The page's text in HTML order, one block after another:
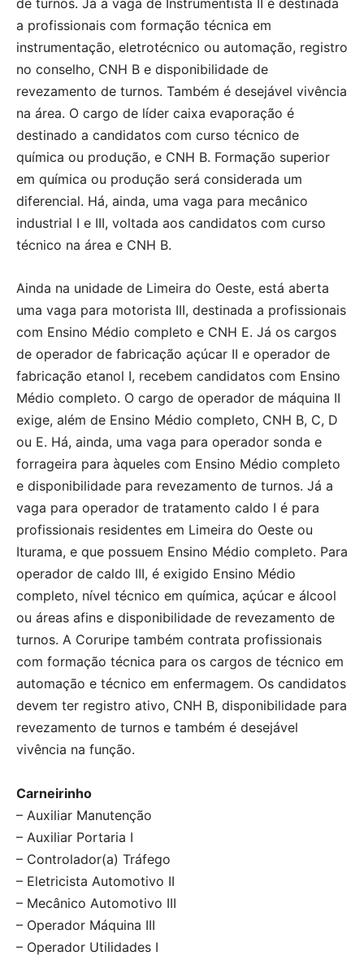
de turnos. Já a vaga de Instrumentista II é destinada
a profissionais com formação técnica em
instrumentação, eletrotécnico ou automação, registro
no conselho, CNH B e disponibilidade de
revezamento de turnos. Também é desejável vivência
na área. O cargo de líder caixa evaporação é
destinado a candidatos com curso técnico de
química ou produção, e CNH B. Formação superior
em química ou produção será considerada um
diferencial. Há, ainda, uma vaga para mecânico
industrial I e III, voltada aos candidatos com curso
técnico na área e CNH B.
Ainda na unidade de Limeira do Oeste, está aberta
uma vaga para motorista III, destinada a profissionais
com Ensino Médio completo e CNH E. Já os cargos
de operador de fabricação açúcar II e operador de
fabricação etanol I, recebem candidatos com Ensino
Médio completo. O cargo de operador de máquina II
exige, além de Ensino Médio completo, CNH B, C, D
ou E. Há, ainda, uma vaga para operador sonda e
forrageira para àqueles com Ensino Médio completo
e disponibilidade para revezamento de turnos. Já a
vaga para operador de tratamento caldo I é para
profissionais residentes em Limeira do Oeste ou
Iturama, e que possuem Ensino Médio completo. Para
operador de caldo III, é exigido Ensino Médio
completo, nível técnico em química, açúcar e álcool
ou áreas afins e disponibilidade de revezamento de
turnos. A Coruripe também contrata profissionais
com formação técnica para os cargos de técnico em
automação e técnico em enfermagem. Os candidatos
devem ter registro ativo, CNH B, disponibilidade para
revezamento de turnos e também é desejável
vivência na função.
Carneirinho
– Auxiliar Manutenção
– Auxiliar Portaria I
– Controlador(a) Tráfego
– Eletricista Automotivo II
– Mecânico Automotivo III
– Operador Máquina III
– Operador Utilidades I